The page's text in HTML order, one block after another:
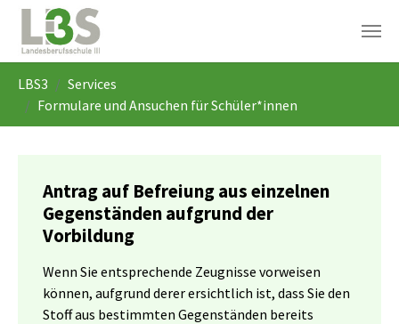
Skip to main navigation
Skip to main content
Skip to page footer
LBS3
Services
Formulare und Ansuchen für Schüler*innen
Antrag auf Befreiung aus einzelnen
Gegenständen aufgrund der
Vorbildung
Wenn Sie entsprechende Zeugnisse vorweisen
können, aufgrund derer ersichtlich ist, dass Sie den
Stoff aus bestimmten Gegenständen bereits